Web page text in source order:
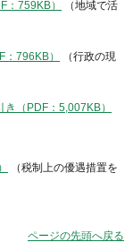
759KB）
（地域で活
796KB）
（行政の現
（PDF：5,007KB）
（税制上の優遇措置を
ページの先頭へ戻る